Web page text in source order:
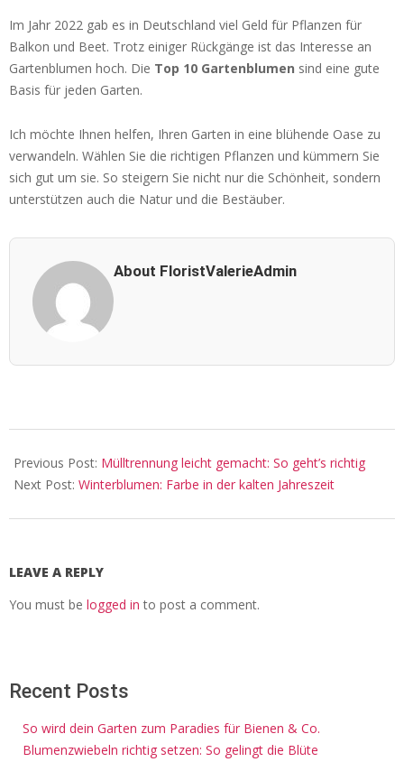
Im Jahr 2022 gab es in Deutschland viel Geld für Pflanzen für
Balkon und Beet. Trotz einiger Rückgänge ist das Interesse an
Gartenblumen hoch. Die Top 10 Gartenblumen sind eine gute
Basis für jeden Garten.
Ich möchte Ihnen helfen, Ihren Garten in eine blühende Oase zu
verwandeln. Wählen Sie die richtigen Pflanzen und kümmern Sie
sich gut um sie. So steigern Sie nicht nur die Schönheit, sondern
unterstützen auch die Natur und die Bestäuber.
About FloristValerieAdmin
04-
01
Previous Post: Mülltrennung leicht gemacht: So geht’s richtig
Next Post: Winterblumen: Farbe in der kalten Jahreszeit
LEAVE A REPLY
You must be logged in to post a comment.
Recent Posts
So wird dein Garten zum Paradies für Bienen & Co.
Blumenzwiebeln richtig setzen: So gelingt die Blüte